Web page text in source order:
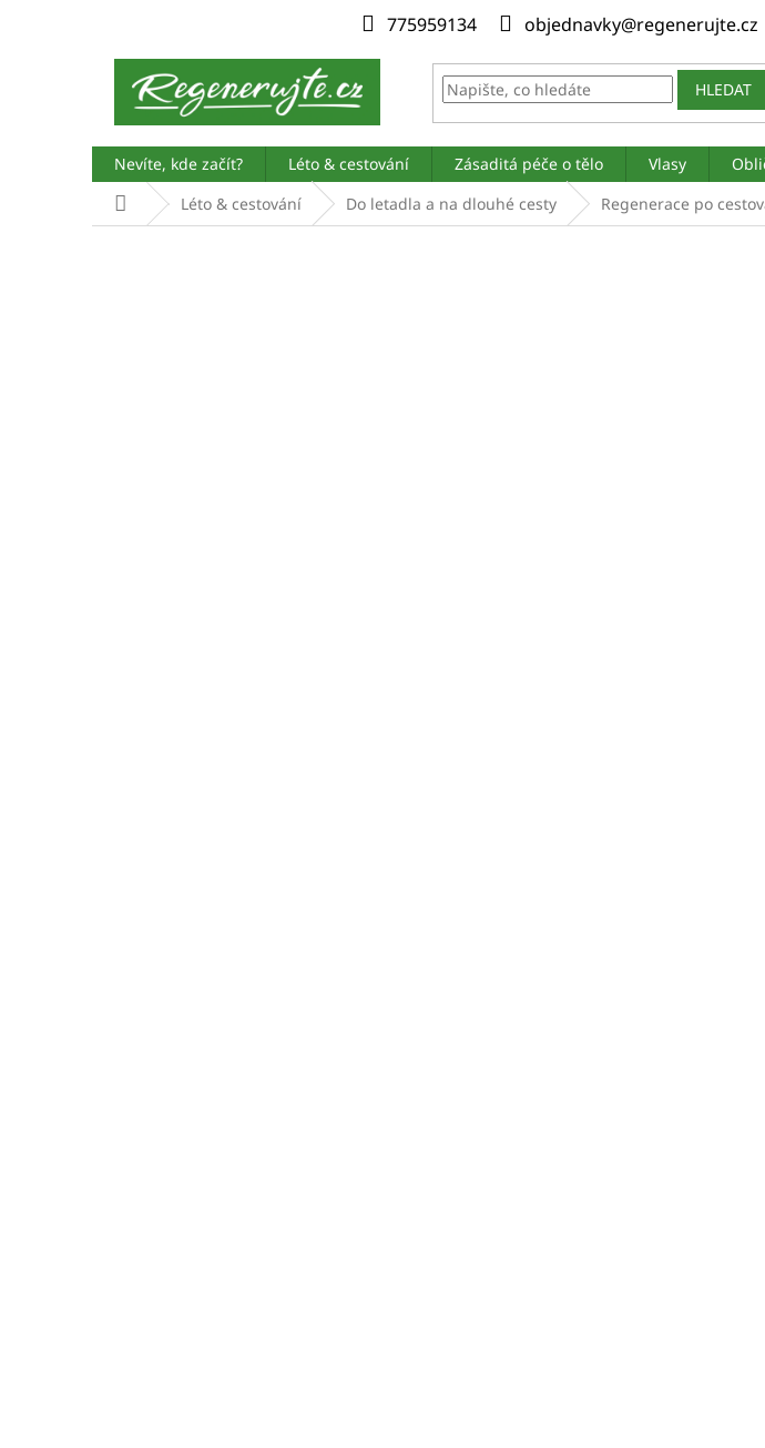
775959134 objednavky@regenerujte.cz
HLEDAT
Nevíte, kde začít? Léto & cestování Zásaditá péče o tělo Vlasy
Domů Léto & cestování Do letadla a na dlouhé cesty Regenerace po